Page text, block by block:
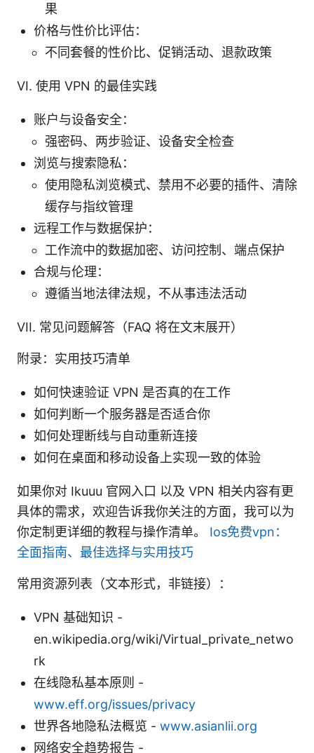
果
价格与性价比评估：
不同套餐的性价比、促销活动、退款政策
VI. 使用 VPN 的最佳实践
账户与设备安全：
强密码、两步验证、设备安全检查
浏览与搜索隐私：
使用隐私浏览模式、禁用不必要的插件、清除
缓存与指纹管理
远程工作与数据保护：
工作流中的数据加密、访问控制、端点保护
合规与伦理：
遵循当地法律法规，不从事违法活动
VII. 常见问题解答（FAQ 将在文末展开）
附录：实用技巧清单
如何快速验证 VPN 是否真的在工作
如何判断一个服务器是否适合你
如何处理断线与自动重新连接
如何在桌面和移动设备上实现一致的体验
如果你对 Ikuuu 官网入口 以及 VPN 相关内容有更
具体的需求，欢迎告诉我你关注的方面，我可以为
你定制更详细的教程与操作清单。 Ios免费vpn：
全面指南、最佳选择与实用技巧
常用资源列表（文本形式，非链接）：
VPN 基础知识 -
en.wikipedia.org/wiki/Virtual_private_netwo
rk
在线隐私基本原则 -
www.eff.org/issues/privacy
世界各地隐私法概览 - www.asianlii.org
网络安全趋势报告 -